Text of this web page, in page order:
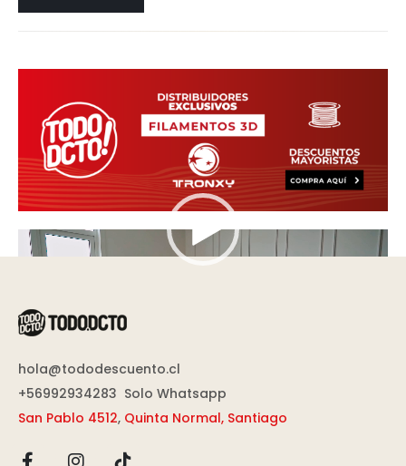
Reproductor
de
hola@tododescuento.cl
+56992934283 Solo Whatsapp
San Pablo 4512, Quinta Normal, Santiago